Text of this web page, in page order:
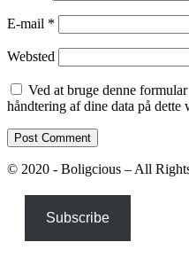
E-mail *
Websted
Ved at bruge denne
håndtering af dine data på dette
© 2020 - Boligcious – All
Subscribe